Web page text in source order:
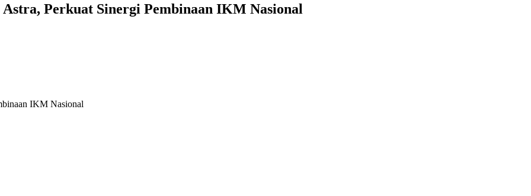
Perkuat Sinergi Pembinaan IKM Nasional
IKM Nasional